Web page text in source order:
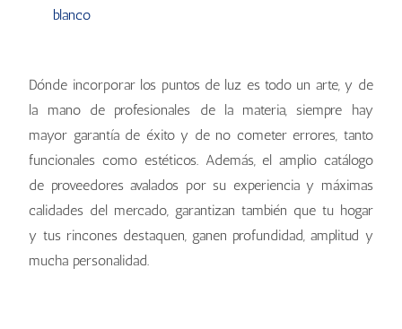
Dónde incorporar los puntos de luz es todo un arte, y de
la mano de profesionales de la materia, siempre hay
mayor garantía de éxito y de no cometer errores, tanto
funcionales como estéticos. Además, el amplio catálogo
de proveedores avalados por su experiencia y máximas
calidades del mercado, garantizan también que tu hogar
y tus rincones destaquen, ganen profundidad, amplitud y
mucha personalidad.